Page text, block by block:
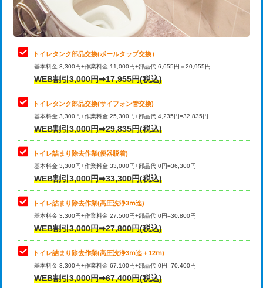
トイレタンク部品交換(ボールタップ交換）
基本料金 3,300円+作業料金 11,000円+部品代 6,655円＝20,955円
WEB割引3,000円➡17,955円(税込)
トイレタンク部品交換(サイフォン管交換)
基本料金 3,300円+作業料金 25,300円+部品代 4,235円=32,835円
WEB割引3,000円➡29,835円(税込)
トイレ詰まり除去作業(便器脱着)
基本料金 3,300円+作業料金 33,000円+部品代 0円=36,300円
WEB割引3,000円➡33,300円(税込)
トイレ詰まり除去作業(高圧洗浄3ⅿ迄)
基本料金 3,300円+作業料金 27,500円+部品代 0円=30,800円
WEB割引3,000円➡27,800円(税込)
トイレ詰まり除去作業(高圧洗浄3ⅿ迄＋12ⅿ)
基本料金 3,300円+作業料金 67,100円+部品代 0円=70,400円
WEB割引3,000円➡67,400円(税込)